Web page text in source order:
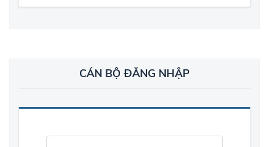
CÁN BỘ ĐĂNG NHẬP